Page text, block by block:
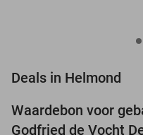
Deals in Helmond
Waardebon voor
Godfried de Vocht